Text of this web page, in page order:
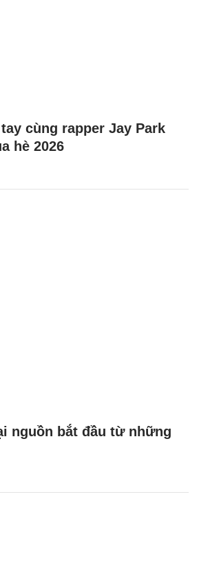
cùng rapper Jay Park
hè 2026
nguồn bắt đầu từ những